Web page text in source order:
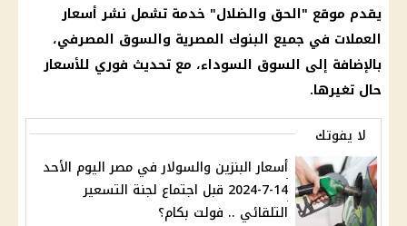
يقدم موقع "الحق والضلال" خدمة تشمل نشر أسعار
العملات في جميع البنوك المصرية والسوق المصرفي،
بالإضافة إلى السوق السوداء، مع تحديث فوري للأسعار
حال تغيرها.
لا يفوتك
أسعار البنزين والسولار في مصر اليوم الأحد
14-7-2024 قبل اجتماع لجنة التسعير
التلقائي .. فولت بكام؟